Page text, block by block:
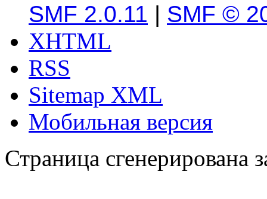
SMF 2.0.11 | SMF ©
XHTML
RSS
Sitemap XML
Мобильная версия
Страница сгенерирована